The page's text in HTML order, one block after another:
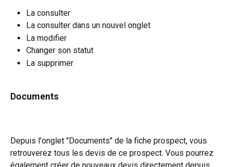
La consulter
La consulter dans un nouvel onglet
La modifier
Changer son statut
La supprimer
Documents
Depuis l'onglet "Documents" de la fiche prospect, vous
retrouverez tous les devis de ce prospect. Vous pourrez